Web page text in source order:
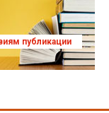
публикации